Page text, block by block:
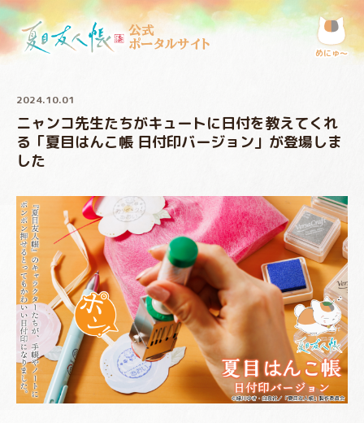
公式
ポータルサイト
めにゅ〜
2024.10.01
ニャンコ先生たちがキュートに日付を教えてくれ
る「夏目はんこ帳 日付印バージョン」が登場しま
した